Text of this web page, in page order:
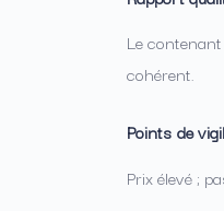
Le
cohérent.
Points de
Prix élevé ;